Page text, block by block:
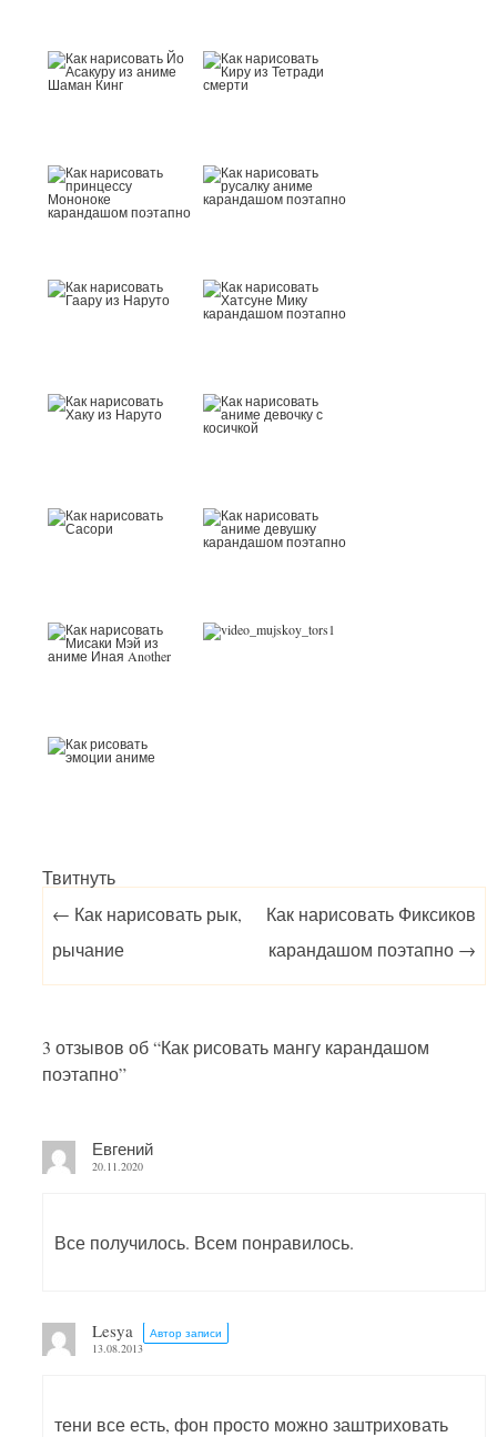
Твитнуть
Post navigation
← Как нарисовать рык,
рычание
Как нарисовать Фиксиков
карандашом поэтапно →
3 отзывов об “Как рисовать мангу карандашом
поэтапно”
Евгений
20.11.2020
Все получилось. Всем понравилось.
Lesya
Автор записи
13.08.2013
тени все есть, фон просто можно заштриховать